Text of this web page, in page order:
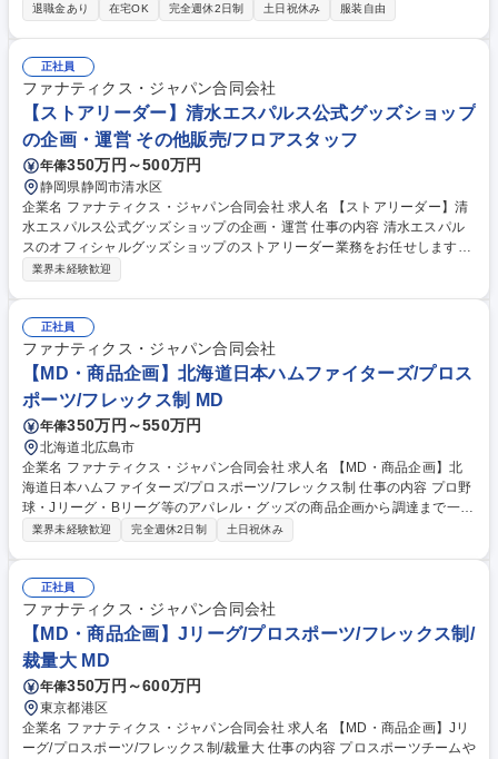
した次世代半導体向け機能材料のプロセス技術開発、計装技術開発等に携
わります。まずはPGA技術の専門家として製法の最適化や新製法導入を担
い、将来的には複数テーマの責任者として研究推進を期待します。実験主
体の業務ですが、コアレスフレックス制の活用も可能です。製品化により
業界へ大きなインパクトを与える、挑戦的な新規事業です。 募集職種
【三重/亀山】プロセス技術開発（次世代半導体向け機能材料）
退職金あり
在宅OK 完全週休2日制 土日祝休み 服装自由
正社員
ファナティクス・ジャパン合同会社
【ストアリーダー】清水エスパルス公式グッズショップ
の企画・運営 その他販売/フロアスタッフ
年俸350万円～500万円
静岡県静岡市清水区
企業名 ファナティクス・ジャパン合同会社 求人名 【ストアリーダー】清
水エスパルス公式グッズショップの企画・運営 仕事の内容 清水エスパル
スのオフィシャルグッズショップのストアリーダー業務をお任せします。
試合日・興行日における店舗運営やイベント運営業務を通じ、ファン体験
す。取引先との連携を深めつつ、店舗オペレーションの改善指導を徹底。
さらに、商品別の売上分析や需要予測に基づき、適切な店舗アロケーショ
ンや商品配分調整、追加投入に向けた他部署との折衝を行います。倉庫管
理やシステム入力、卸売業務まで担い、現場とバックオフィス双方から最
適化を図ります。 募集職種 【ストアリーダー】清水エスパルス公式グッ
ズショップの企画・運営
業界未経験歓迎
正社員
ファナティクス・ジャパン合同会社
【MD・商品企画】北海道日本ハムファイターズ/プロス
ポーツ/フレックス制 MD
年俸350万円～550万円
北海道北広島市
企業名 ファナティクス・ジャパン合同会社 求人名 【MD・商品企画】北
海道日本ハムファイターズ/プロスポーツ/フレックス制 仕事の内容 プロ野
球・Jリーグ・Bリーグ等のアパレル・グッズの商品企画から調達まで一貫
して担当。売上データ分析による販売予測、MDプラン立案、在庫管理等
DCAの実行、チームやイベントに応じたMD（商品投入）プランの立案、
在庫・納品管理など販売までの全体管理、新たなカテゴリやチーム商材な
ど新規取扱商品の開拓を行います。 【業務内容の変更範囲】当社の指定す
る業務 募集職種 【MD・商品企画】北海道日本ハムファイターズ/プロス
ポーツ/フレックス制
業界未経験歓迎 完全週休2日制 土日祝休み
正社員
ファナティクス・ジャパン合同会社
【MD・商品企画】Jリーグ/プロスポーツ/フレックス制/
裁量大 MD
年俸350万円～600万円
東京都港区
企業名 ファナティクス・ジャパン合同会社 求人名 【MD・商品企画】Jリ
ーグ/プロスポーツ/フレックス制/裁量大 仕事の内容 プロスポーツチームや